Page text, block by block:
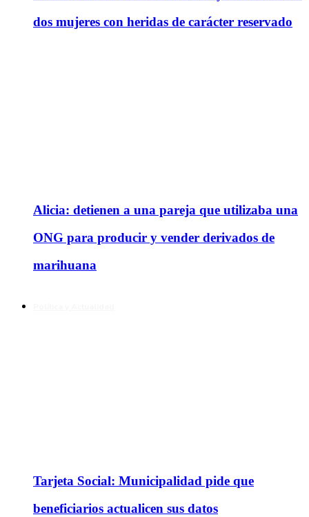
dos mujeres con heridas de carácter reservado
Alicia: detienen a una pareja que utilizaba una
ONG para producir y vender derivados de
marihuana
Tarjeta Social: Municipalidad pide que
beneficiarios actualicen sus datos